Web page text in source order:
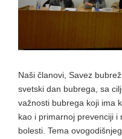
Naši članovi, Savez
svetski dan bubrega, sa
važnosti bubrega koji ima
kao i primarnoj prevenciji i
bolesti. Tema